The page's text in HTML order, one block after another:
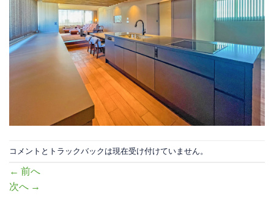
コメントとトラックバックは現在受け付けていません。
← 前へ
次へ →